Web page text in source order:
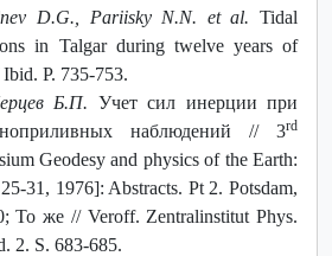
D.G., Pariisky N.N. et al. Tidal
in Talgar during twelve years of
P. 735-753.
Б.П. Учет сил инерции при
наблюдений // 3rd
Geodesy and physics of the Earth:
31, 1976]: Abstracts. Pt 2. Potsdam,
То же // Veroff. Zentralinstitut Phys.
2. S. 683-685.